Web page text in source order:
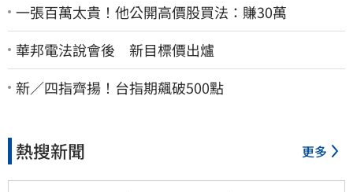
一張百萬太貴！他公開高價股買法：賺30萬
華邦電法說會後 新目標價出爐
新／四指齊揚！台指期飆破500點
熱搜新聞 更多